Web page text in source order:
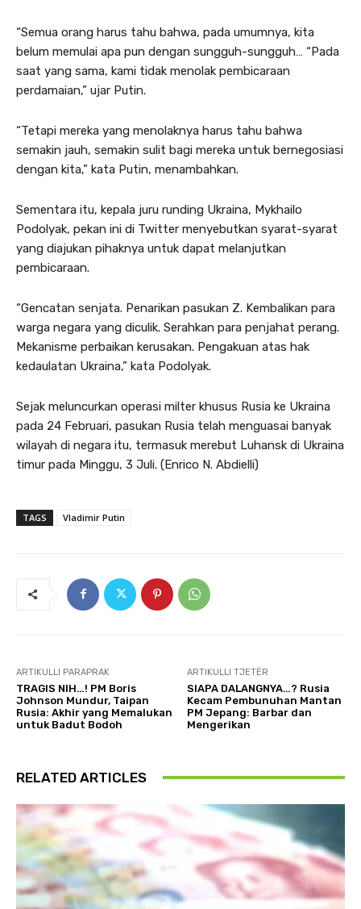
“Semua orang harus tahu bahwa, pada umumnya, kita
belum memulai apa pun dengan sungguh-sungguh… “Pada
saat yang sama, kami tidak menolak pembicaraan
perdamaian,” ujar Putin.
“Tetapi mereka yang menolaknya harus tahu bahwa
semakin jauh, semakin sulit bagi mereka untuk bernegosiasi
dengan kita,” kata Putin, menambahkan.
Sementara itu, kepala juru runding Ukraina, Mykhailo
Podolyak, pekan ini di Twitter menyebutkan syarat-syarat
yang diajukan pihaknya untuk dapat melanjutkan
pembicaraan.
“Gencatan senjata. Penarikan pasukan Z. Kembalikan para
warga negara yang diculik. Serahkan para penjahat perang.
Mekanisme perbaikan kerusakan. Pengakuan atas hak
kedaulatan Ukraina,” kata Podolyak.
Sejak meluncurkan operasi milter khusus Rusia ke Ukraina
pada 24 Februari, pasukan Rusia telah menguasai banyak
wilayah di negara itu, termasuk merebut Luhansk di Ukraina
timur pada Minggu, 3 Juli. (Enrico N. Abdielli)
TAGS Vladimir Putin
ARTIKULLI PARAPRAK
TRAGIS NIH…! PM Boris
Johnson Mundur, Taipan
Rusia: Akhir yang Memalukan
untuk Badut Bodoh
ARTIKULLI TJETËR
SIAPA DALANGNYA…? Rusia
Kecam Pembunuhan Mantan
PM Jepang: Barbar dan
Mengerikan
RELATED ARTICLES